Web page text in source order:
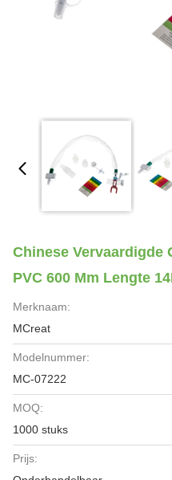
Chinese Vervaardigde
PVC 600 Mm Lengte
Merknaam:
MCreat
Modelnummer:
MC-07222
MOQ:
1000 stuks
Prijs: